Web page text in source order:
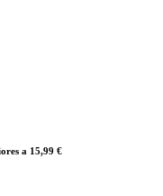
a 15,99 €